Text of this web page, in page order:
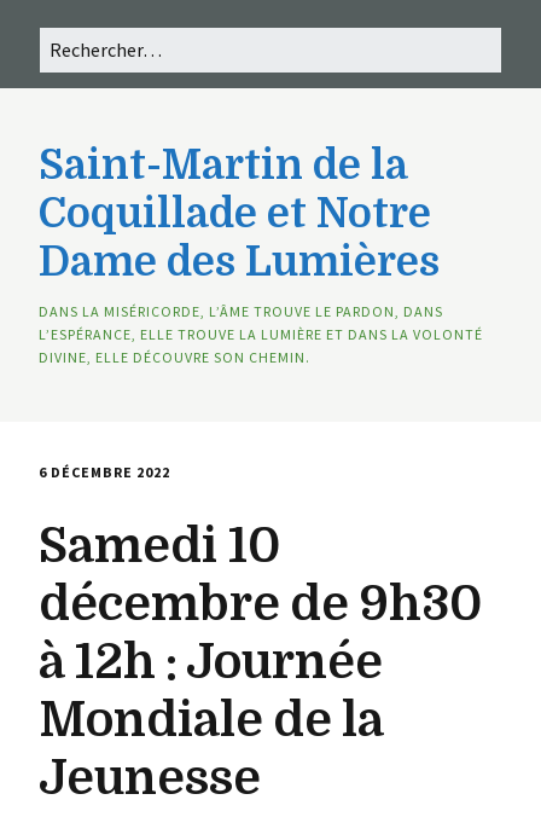
Saint-Martin de la
Coquillade et Notre
Dame des Lumières
DANS LA MISÉRICORDE, L’ÂME TROUVE LE PARDON, DANS
L’ESPÉRANCE, ELLE TROUVE LA LUMIÈRE ET DANS LA VOLONTÉ
DIVINE, ELLE DÉCOUVRE SON CHEMIN.
6 DÉCEMBRE 2022
Samedi 10
décembre de 9h30
à 12h : Journée
Mondiale de la
Jeunesse